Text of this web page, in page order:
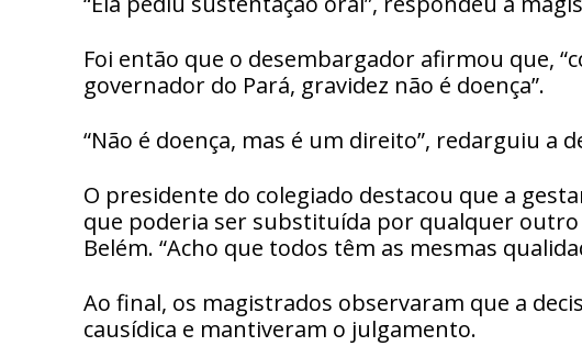
Foi então que o desembargador afirmou que,
governador do Pará, gravidez não é doença”.
“Não é doença, mas é um direito”, redarguiu a
O presidente do colegiado destacou que a
que poderia ser substituída por qualquer outro
Belém. “Acho que todos têm as mesmas
Ao final, os magistrados observaram que a
causídica e mantiveram o julgamento.